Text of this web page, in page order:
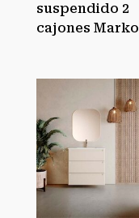
suspendido 2
cajones Marko